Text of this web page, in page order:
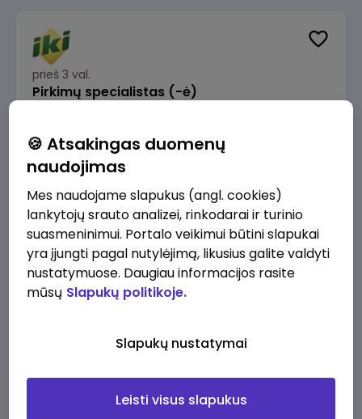
prieš 3 val.
Pirkimų specialistas (-ė)
1600 - 1900 €/mėn. Prieš mokesčius
prieš 3 val.
IT sprendimų architektas (-ė) (Vilnius, LT)
JSC Lithuanian Railways
🍪 Atsakingas duomenų
naudojimas
Mes naudojame slapukus (angl. cookies)
lankytojų srauto analizei, rinkodarai ir turinio
suasmeninimui. Portalo veikimui būtini slapukai
yra įjungti pagal nutylėjimą, likusius galite valdyti
nustatymuose. Daugiau informacijos rasite
mūsų Slapukų politikoje.
Slapukų nustatymai
Leisti visus slapukus